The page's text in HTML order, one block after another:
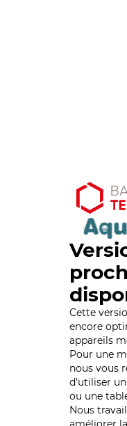
Cette
encore
appareils
Pour une
nous vous
d'utiliser
ou une
Nous